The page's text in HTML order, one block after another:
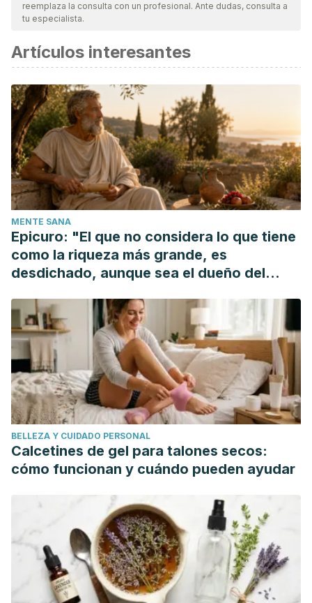
vigencia y validez.La bibliografía de este artículo fue
científica.
Valat, J. P., Genevay, S., Marty, M., Rozenberg, S., & Koes,
B. (2010). Sciatica. Best Practice and Research: Clinical
Rheumatology. https://doi.org/10.1016/j.berh.2009.11.005
Highfield, E. S., & Kemper, K. J. (1999). White Willow Bark (
Salix alba ). Biochemistry.
Porcuna, J. L., Nouveau, A., & G., P. (1993). La Ortiga.
Australian Journal of Medical Herbalism.
Folcarà, S. C., & Vanaclocha, B. (2000). Usos terapéuticos
del tomillo. Revista de Fitoterapia.
reemplaza la consulta con un profesional. Ante dudas, consulta a
tu especialista.
Artículos interesantes
MENTE SANA
Epicuro: "El que no considera lo que tiene
como la riqueza más grande, es
desdichado, aunque sea el dueño del
BELLEZA Y CUIDADO PERSONAL
Calcetines de gel para talones secos:
cómo funcionan y cuándo pueden ayudar